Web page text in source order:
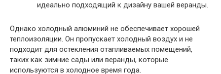
идеально подходящий к дизайну вашей веранды.
Однако холодный алюминий не обеспечивает хорошей
теплоизоляции. Он пропускает холодный воздух и не
подходит для остекления отапливаемых помещений,
таких как зимние сады или веранды, которые
используются в холодное время года.